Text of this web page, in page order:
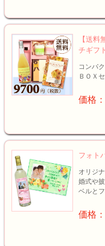
【送
チギフ
コンパ
ＢＯＸ
価格
フォト
オリジ
婚式や
ベルと
価格